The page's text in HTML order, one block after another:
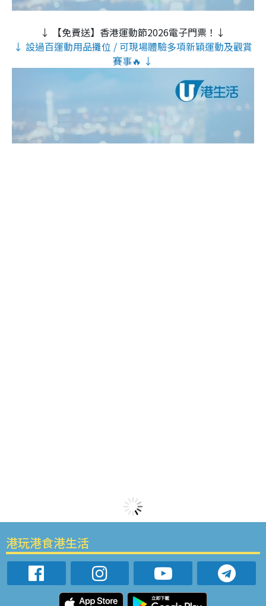
↓ 【免費送】香港運動節2026電子門票！↓
↓ 設過百運動用品攤位 / 可現場體驗多項新穎運動及觀賞
賽事🔥 ↓
港玩港食港生活